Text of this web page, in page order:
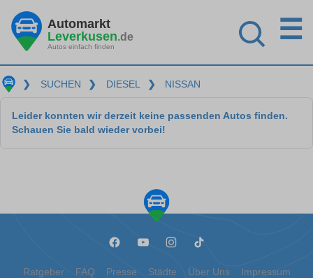
Automarkt
Leverkusen.de
Autos einfach finden
☰
❯ SUCHEN ❯ DIESEL ❯ NISSAN
Leider konnten wir derzeit keine passenden Autos finden.
Schauen Sie bald wieder vorbei!
Ratgeber FAQ Presse Städte Über Uns Impressum